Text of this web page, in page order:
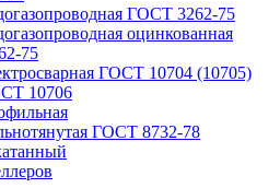
ГОСТ 3262-75
оцинкованная
75
ГОСТ 10704 (10705)
10706
ГОСТ 8732-78